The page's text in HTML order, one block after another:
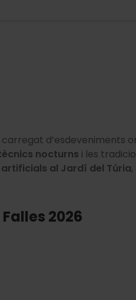
d’esdeveniments
nocturns i les
al Jardí del Túria,
2026